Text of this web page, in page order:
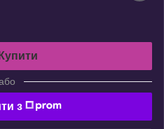
Купити
з